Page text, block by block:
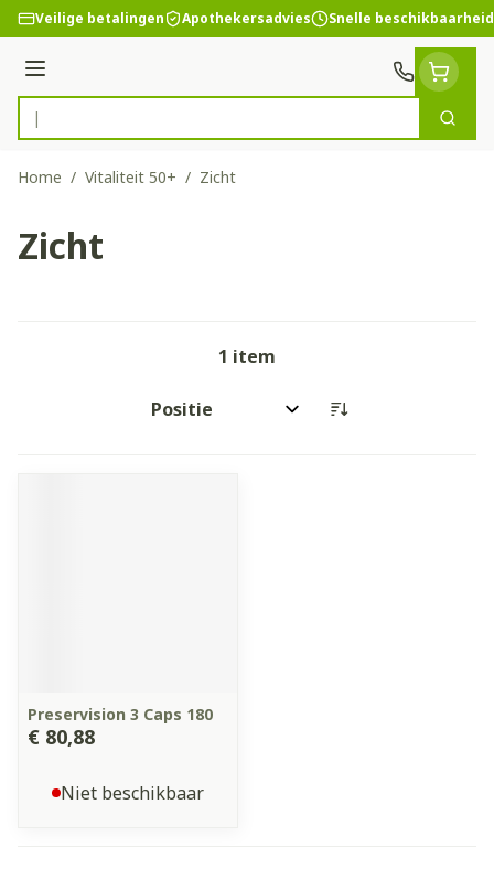
Ga naar de inhoud
Veilige betalingen Apothekersadvies Snelle beschikbaarheid
Menu
Product, merk, categorie...
Zoek
Home / Vitaliteit 50+ / Zicht
Zicht
1 item
Sorteer op:
Preservision 3 Caps 180
€ 80,88
Niet beschikbaar